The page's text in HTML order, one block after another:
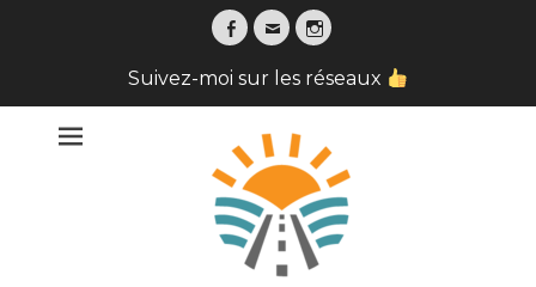
Facebook
EmailInstagram
Suivez-moi sur les réseaux